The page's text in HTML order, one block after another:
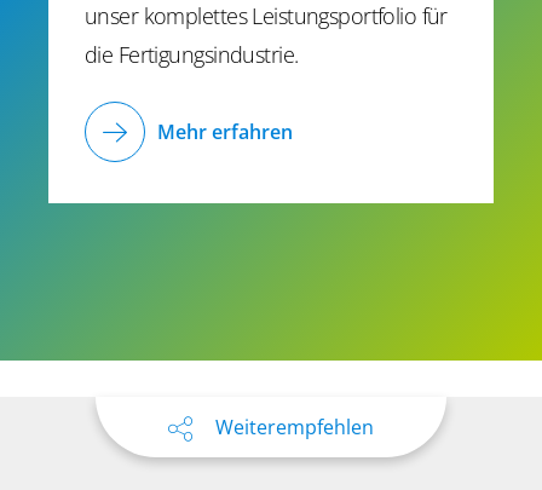
unser komplettes Leistungsportfolio für
die Fertigungsindustrie.
Mehr erfahren
Weiterempfehlen